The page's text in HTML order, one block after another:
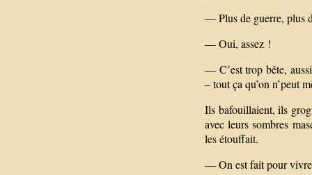
— Plus de guerre, plus
— Oui, assez !
— C’est trop bête,
– tout ça qu’on n’peut
Ils bafouillaient, ils
avec leurs sombres
les étouffait.
— On est fait pour